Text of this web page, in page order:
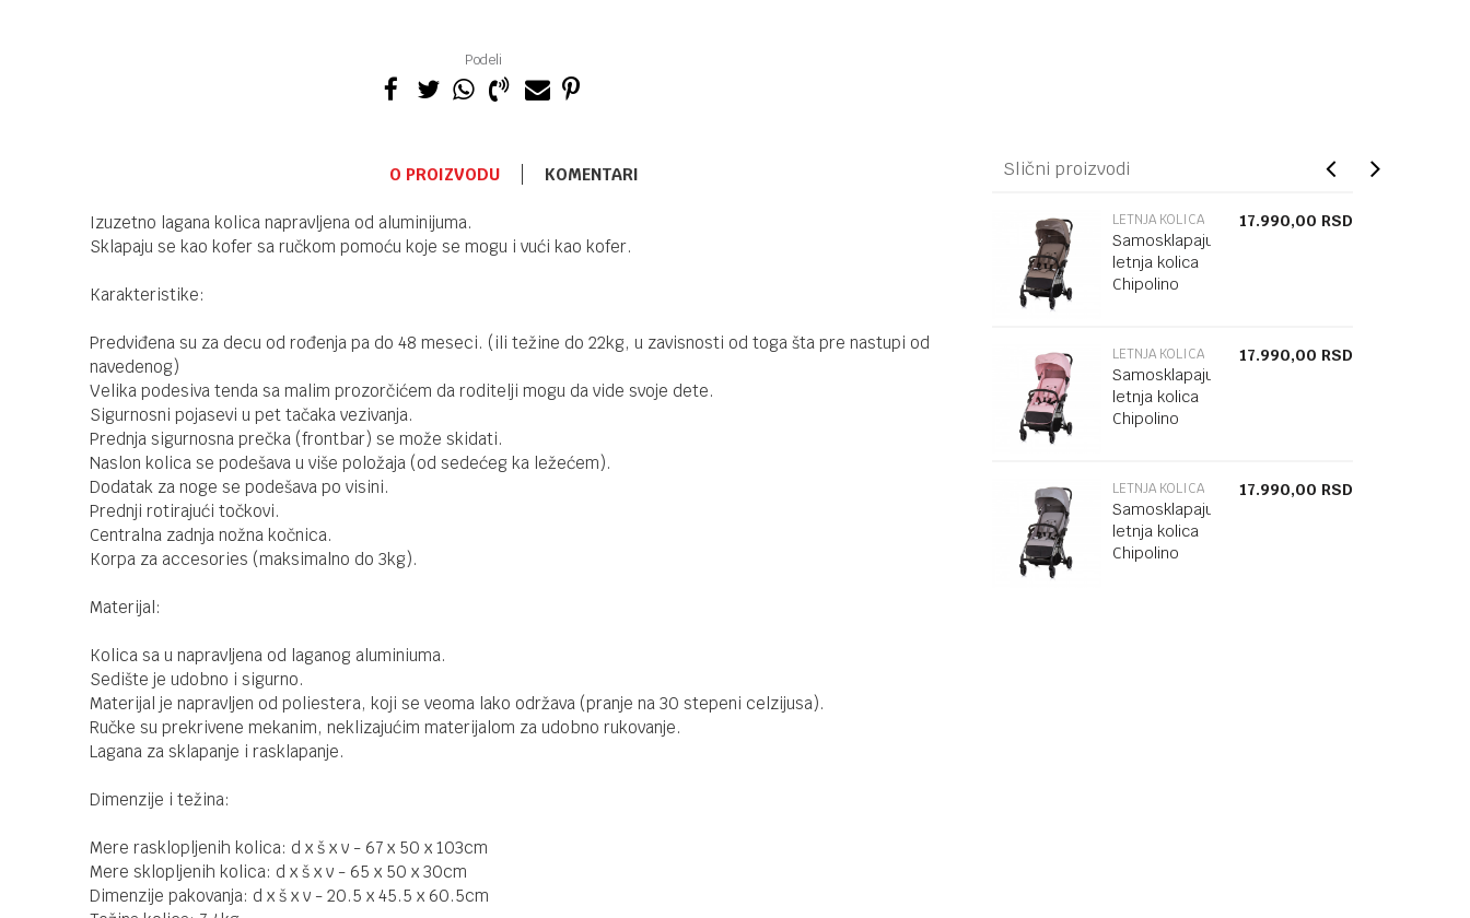
Podeli
O PROIZVODU KOMENTARI
Izuzetno lagana kolica napravljena od aluminijuma.
Sklapaju se kao kofer sa ručkom pomoću koje se mogu i vući kao kofer.
Karakteristike:
Predviđena su za decu od rođenja pa do 48 meseci. (ili težine do 22kg, u zavisnosti od toga šta pre nastupi od
navedenog)
Velika podesiva tenda sa malim prozorčićem da roditelji mogu da vide svoje dete.
Sigurnosni pojasevi u pet tačaka vezivanja.
Prednja sigurnosna prečka (frontbar) se može skidati.
Naslon kolica se podešava u više položaja (od sedećeg ka ležećem).
Dodatak za noge se podešava po visini.
Prednji rotirajući točkovi.
Centralna zadnja nožna kočnica.
Korpa za accesories (maksimalno do 3kg).
Materijal:
Kolica sa u napravljena od laganog aluminiuma.
Sedište je udobno i sigurno.
Materijal je napravljen od poliestera, koji se veoma lako održava (pranje na 30 stepeni celzijusa).
Ručke su prekrivene mekanim, neklizajućim materijalom za udobno rukovanje.
Lagana za sklapanje i rasklapanje.
Dimenzije i težina:
Mere rasklopljenih kolica: d x š x v - 67 x 50 x 103cm
Mere sklopljenih kolica: d x š x v - 65 x 50 x 30cm
Dimenzije pakovanja: d x š x v - 20.5 x 45.5 x 60.5cm
Slični proizvodi
LETNJA KOLICA
LETNJA KOLICA
Samosklapajuća
letnja kolica
Chipolino
17.990,00 RSD
LETNJA KOLICA
Samosklapajuća
letnja kolica
Chipolino
17.990,00 RSD
LETNJA KOLICA
Samosklapajuća
letnja kolica
Chipolino
17.990,00 RSD